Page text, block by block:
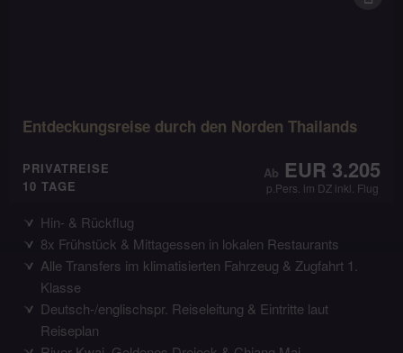
Entdeckungsreise durch den Norden Thailands
PRIVATREISE
10 TAGE
EUR 3.205
p.Pers. im DZ inkl. Flug
Hin- & Rückflug
8x Frühstück & Mittagessen in lokalen Restaurants
Alle Transfers im klimatisierten Fahrzeug & Zugfahrt 1.
Klasse
Deutsch-/englischspr. Reiseleitung & Eintritte laut
Reiseplan